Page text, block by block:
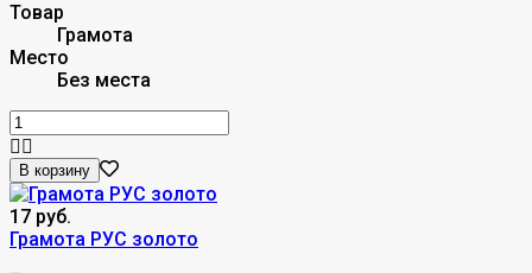
Товар
Грамота
Место
Без места
В корзину
17 руб.
Грамота РУС золото